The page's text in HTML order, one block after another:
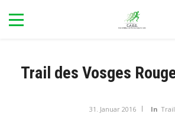
Trail des Vosges
31. Januar 2016 In Trail